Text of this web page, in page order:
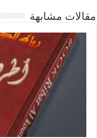
مقالات مشابهة